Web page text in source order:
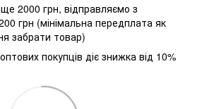
2000 грн, відправляємо з
грн (мінімальна передплата як
забрати товар)
покупців діє знижка від 10%